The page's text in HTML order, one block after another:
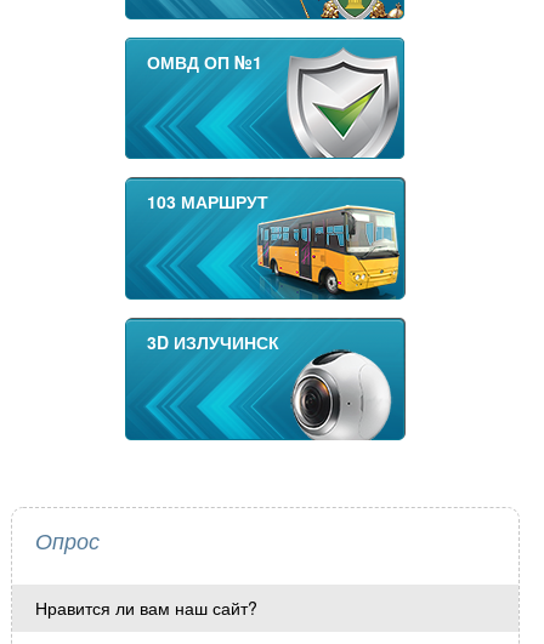
ОМВД ОП №1
103 МАРШРУТ
3D ИЗЛУЧИНСК
Опрос
Нравится ли вам наш сайт?